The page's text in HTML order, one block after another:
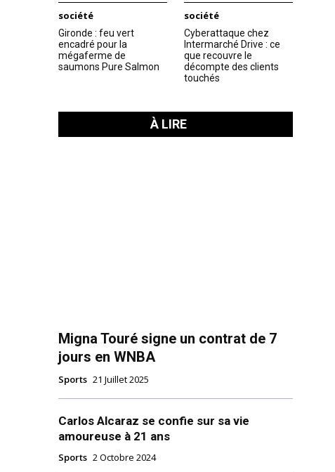
société
Gironde : feu vert
encadré pour la
mégaferme de
saumons Pure Salmon
société
Cyberattaque chez
Intermarché Drive : ce
que recouvre le
décompte des clients
touchés
À LIRE
Migna Touré signe un contrat de 7
jours en WNBA
Sports 21 Juillet 2025
Carlos Alcaraz se confie sur sa vie
amoureuse à 21 ans
Sports 2 Octobre 2024